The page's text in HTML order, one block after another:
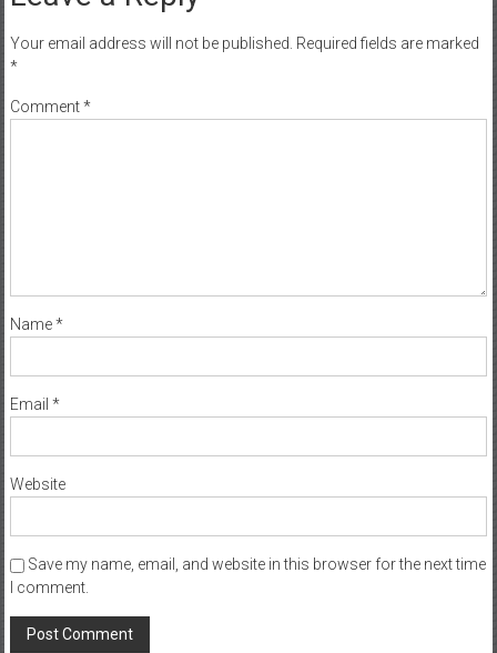
Your email address will not be published. Required fields are marked
*
Comment*
Name*
Email *
Website
Save my name, email, and website in this browser for the next time
I comment.